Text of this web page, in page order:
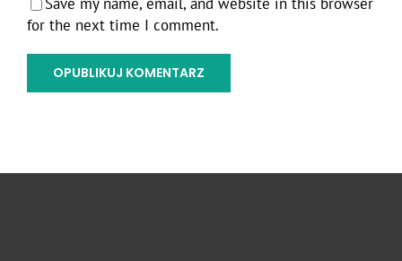
for the next time I comment.